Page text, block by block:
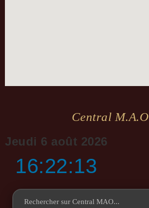
Central M.a.o
Jeudi 6 août 2026
16:22:14